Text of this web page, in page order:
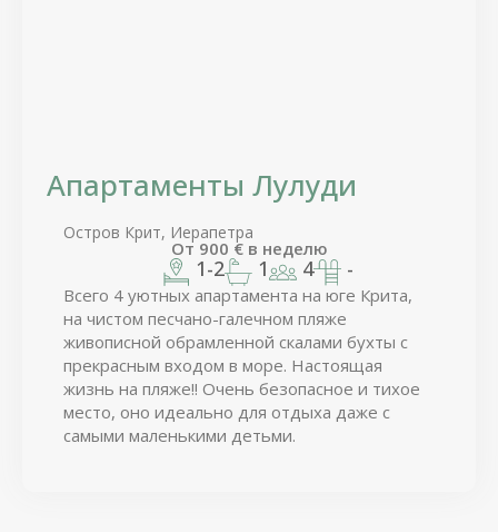
Апартаменты Лулуди
Остров Крит, Иерапетра
От 900 € в неделю
1-2 1 4 -
Всего 4 уютных апартамента на юге Крита,
на чистом песчано-галечном пляже
живописной обрамленной скалами бухты с
прекрасным входом в море. Настоящая
жизнь на пляже!! Очень безопасное и тихое
место, оно идеально для отдыха даже с
самыми маленькими детьми.